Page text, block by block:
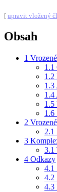
[ upravit vložený
Obsah
1
1.1
1.2
1.3
1.4
1.5
1.6
2
2.1
3
3.1
4 Odkazy
4.1
4.2
4.3